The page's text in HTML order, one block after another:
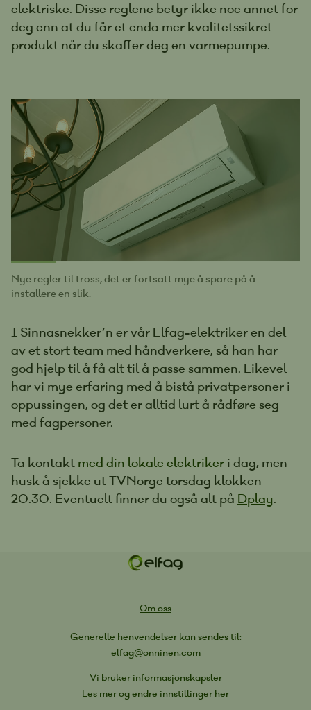
elektriske. Disse reglene betyr ikke noe annet for
deg enn at du får et enda mer kvalitetssikret
produkt når du skaffer deg en varmepumpe.
Nye regler til tross, det er fortsatt mye å spare på å
installere en slik.
I Sinnasnekker’n er vår Elfag-elektriker en del
av et stort team med håndverkere, så han har
god hjelp til å få alt til å passe sammen. Likevel
har vi mye erfaring med å bistå privatpersoner i
oppussingen, og det er alltid lurt å rådføre seg
med fagpersoner.
Ta kontakt med din lokale elektriker i dag, men
husk å sjekke ut TVNorge torsdag klokken
20.30. Eventuelt finner du også alt på Dplay.
Om oss
Generelle henvendelser kan sendes til:
elfag@onninen.com
Vi bruker informasjonskapsler
Les mer og endre innstillinger her